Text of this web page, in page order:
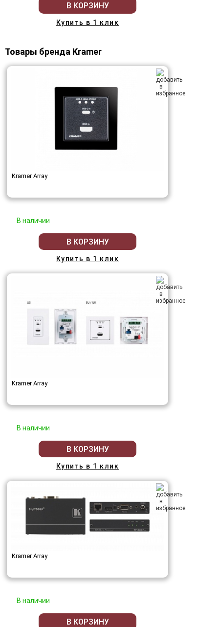
В КОРЗИНУ
Купить в 1 клик
Товары бренда Kramer
Kramer Array
В наличии
В КОРЗИНУ
Купить в 1 клик
Kramer Array
В наличии
В КОРЗИНУ
Купить в 1 клик
Kramer Array
В наличии
В КОРЗИНУ